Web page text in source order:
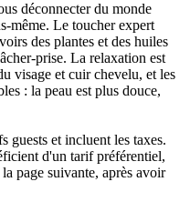
déconnecter du monde
même. Le toucher expert
des plantes et des huiles
prise. La relaxation est
visage et cuir chevelu, et les
: la peau est plus douce,
guests et incluent les taxes.
d'un tarif préférentiel,
page suivante, après avoir